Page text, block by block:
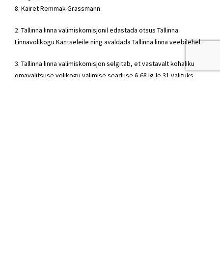
8. Kairet Remmak-Grassmann
2. Tallinna linna valimiskomisjonil edastada otsus Tallinna
Linnavolikogu Kantseleile ning avaldada Tallinna linna veebilehel.
3. Tallinna linna valimiskomisjon selgitab, et vastavalt kohaliku
omavalitsuse volikogu valimise seaduse § 68 lg-le 31 valituks